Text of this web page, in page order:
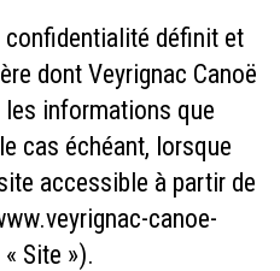
confidentialité définit et
dont Veyrignac Canoë
informations que
cas échéant, lorsque
accessible à partir de
canoe-
Site »).